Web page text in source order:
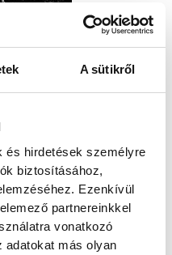
A sütikről
és hirdetések személyre
biztosításához,
Ezenkívül
partnereinkkel
vonatkozó
adatokat más olyan